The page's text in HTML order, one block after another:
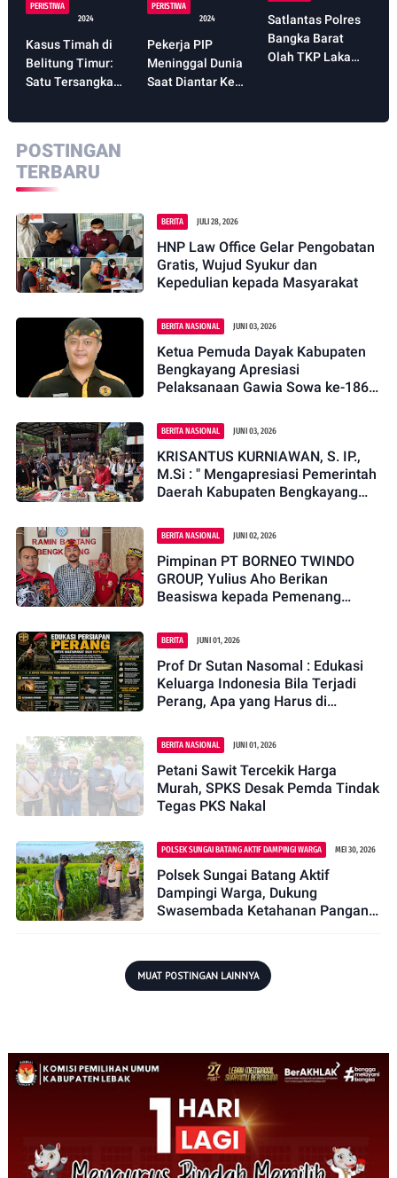
PERISTIWA
2024
Kasus Timah di
Belitung Timur:
Satu Tersangka
PERISTIWA
2024
Pekerja PIP
Meninggal Dunia
Saat Diantar Ke
Satlantas Polres
Bangka Barat
Olah TKP Laka
POSTINGAN
TERBARU
BERITA JULI 28, 2026
HNP Law Office Gelar Pengobatan
Gratis, Wujud Syukur dan
Kepedulian kepada Masyarakat
BERITA NASIONAL JUNI 03, 2026
Ketua Pemuda Dayak Kabupaten
Bengkayang Apresiasi
Pelaksanaan Gawia Sowa ke-186
BERITA NASIONAL JUNI 03, 2026
KRISANTUS KURNIAWAN, S. IP.,
M.Si : " Mengapresiasi Pemerintah
Daerah Kabupaten Bengkayang
Budaya Dengan
Menyelenggarakan Tradisi Gawia
Sowa ini Hal ini Menunjukkan
Adanya Semangat
Mengembangkan Sektor
Daerahnya Melalui
Penyelenggaraan Berbagai Gawai
Masyarakat Dayak
BERITA NASIONAL JUNI 02, 2026
Pimpinan PT BORNEO TWINDO
GROUP, Yulius Aho Berikan
Beasiswa kepada Pemenang
BERITA JUNI 01, 2026
Prof Dr Sutan Nasomal : Edukasi
Keluarga Indonesia Bila Terjadi
Perang, Apa yang Harus di
BERITA NASIONAL JUNI 01, 2026
Petani Sawit Tercekik Harga
Murah, SPKS Desak Pemda Tindak
Tegas PKS Nakal
POLSEK SUNGAI BATANG AKTIF DAMPINGI WARGA MEI 30, 2026
Polsek Sungai Batang Aktif
Dampingi Warga, Dukung
Swasembada Ketahanan Pangan
MUAT POSTINGAN LAINNYA